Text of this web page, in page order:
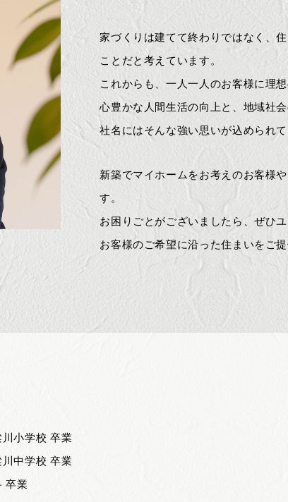
家づくりは建てて終わりではなく、
ことだと考えています。
これからも、一人一人のお客様に理
心豊かな人間生活の向上と、地域社会
社名にはそんな強い思いが込められて
新築でマイホームをお考えのお客様
す。
お困りごとがございましたら、ぜひ
お客様のご希望に沿った住まいをご提
小学校 卒業
中学校 卒業
卒業